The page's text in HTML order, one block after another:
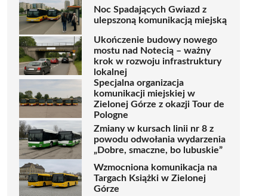
Noc Spadających Gwiazd z
ulepszoną komunikacją miejską
Ukończenie budowy nowego
mostu nad Notecią – ważny
krok w rozwoju infrastruktury
lokalnej
Specjalna organizacja
komunikacji miejskiej w
Zielonej Górze z okazji Tour de
Pologne
Zmiany w kursach linii nr 8 z
powodu odwołania wydarzenia
„Dobre, smaczne, bo lubuskie”
Wzmocniona komunikacja na
Targach Książki w Zielonej
Górze